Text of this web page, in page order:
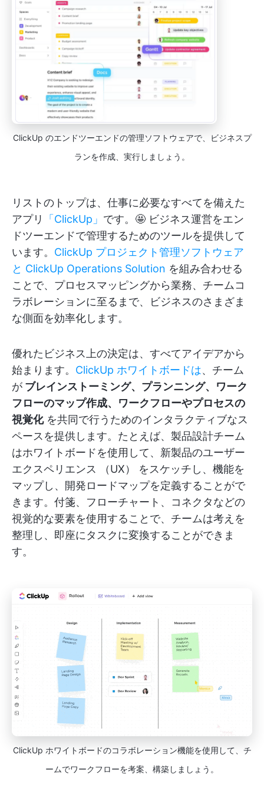
ClickUp のエンドツーエンドの管理ソフトウェアで、ビジネスプ
ランを作成、実行しましょう。
リストのトップは、仕事に必要なすべてを備えた
アプリ
「ClickUp」 です。🤩 ビジネス運営をエン
ドツーエンドで管理するためのツールを提供して
います。 ClickUp プロジェクト管理ソフトウェア
と ClickUp Operations Solution を組み合わせる
ことで、プロセスマッピングから業務、チームコ
ラボレーションに至るまで、ビジネスのさまざま
な側面を効率化します。
優れたビジネス上の決定は、すべてアイデアから
始まります。 ClickUp ホワイトボードは、チーム
が ブレインストーミング、プランニング、ワーク
フローのマップ作成、ワークフローやプロセスの
視覚化を共同で行うためのインタラクティブなス
ペースを提供します。たとえば、製品設計チーム
はホワイトボードを使用して、新製品のユーザー
エクスペリエンス （UX） をスケッチし、機能を
マップし、開発ロードマップを定義することがで
きます。付箋、フローチャート、コネクタなどの
視覚的な要素を使用することで、チームは考えを
整理し、即座にタスクに変換することができま
す。
ClickUp ホワイトボードのコラボレーション機能を使用して、チ
ームでワークフローを考案、構築しましょう。